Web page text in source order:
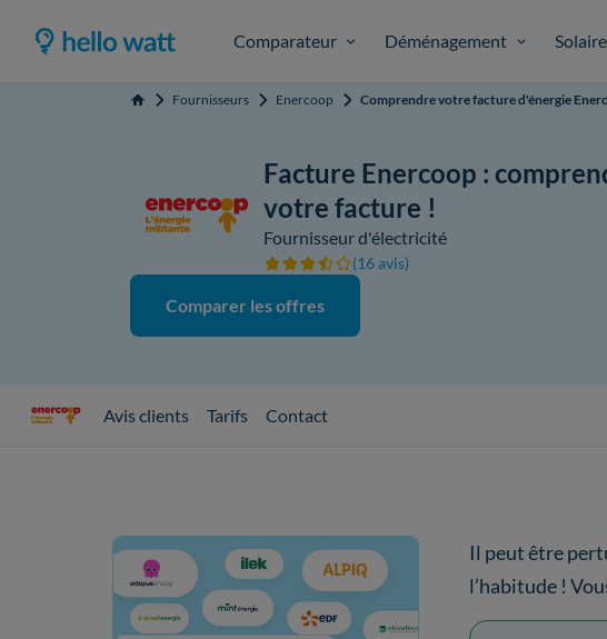
Comparateur Déménagement Solaire
Accueil Fournisseurs Enercoop Comprendre votre facture d'énergie
Facture Enercoop :
votre facture !
Fournisseur d'électricité
(16 avis)
Comparer les offres
Avis clients Tarifs Contact
Il peut être
l’habitude !